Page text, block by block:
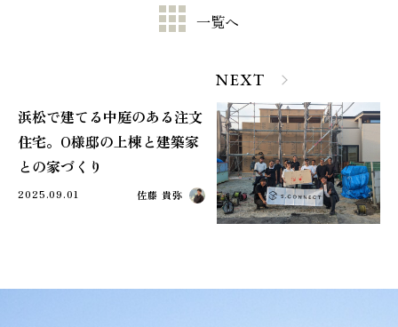
一覧へ
NEXT
浜松で建てる中庭のある注文
住宅。O様邸の上棟と建築家
との家づくり
2025.09.01 佐藤 貴弥